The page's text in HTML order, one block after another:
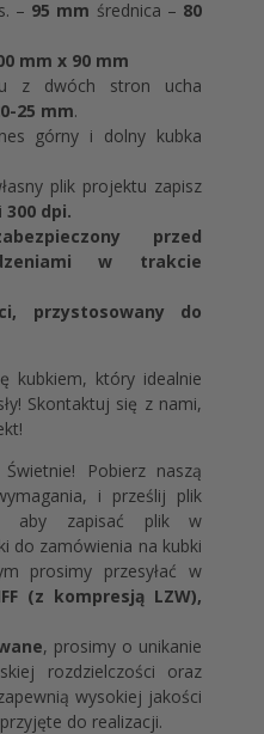
– 95 mm średnica – 80
mm x 90 mm
z dwóch stron ucha
25 mm.
górny i dolny kubka
plik projektu zapisz
300 dpi.
przed
w trakcie
przystosowany do
kubkiem, który idealnie
Skontaktuj się z nami,
Świetnie! Pobierz naszą
i prześlij plik
aby zapisać plik w
do zamówienia na kubki
prosimy przesyłać w
(z kompresją LZW),
, prosimy o unikanie
rozdzielczości oraz
wysokiej jakości
do realizacji.